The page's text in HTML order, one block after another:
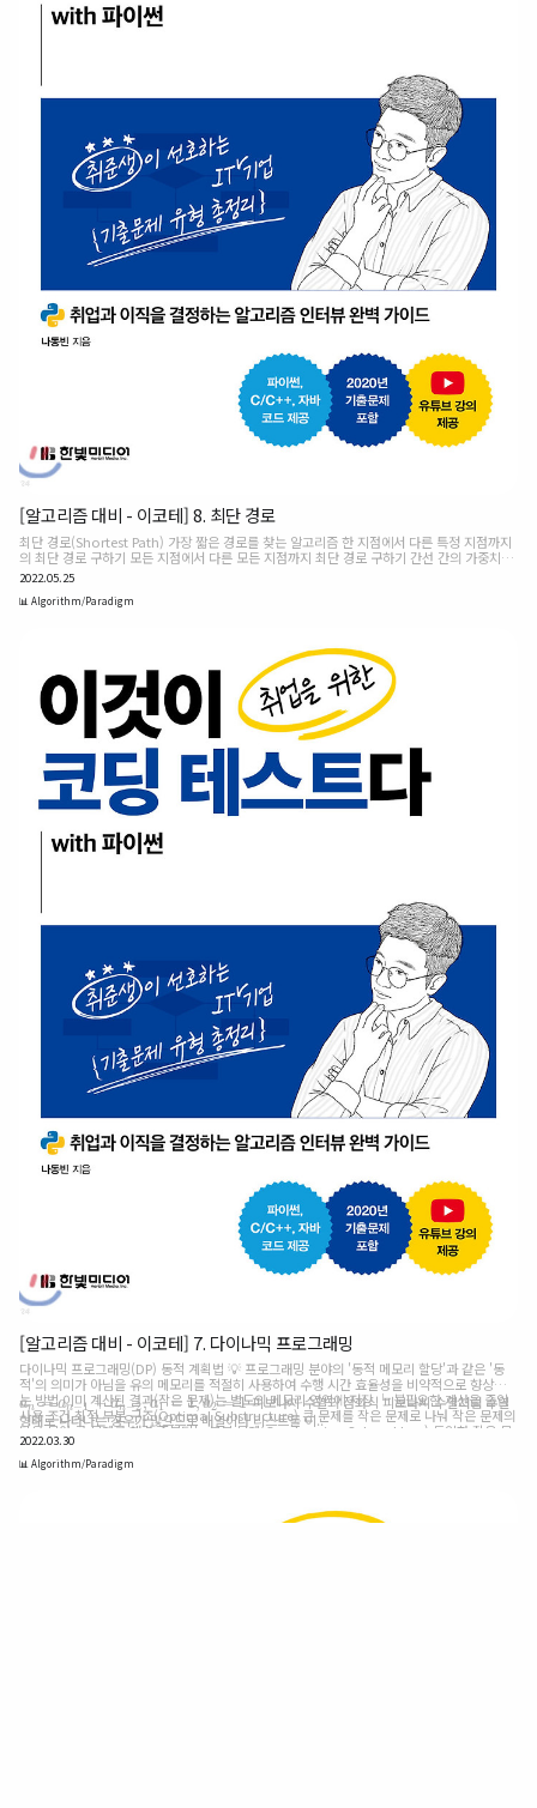
[알고리즘 대비 - 이코테] 8. 최단 경로
최단 경로(Shortest Path) 가장 짧은 경로를 찾는 알고리즘 한 지점에서 다른 특정 지점까지
의 최단 경로 구하기 모든 지점에서 다른 모든 지점까지 최단 경로 구하기 간선 간의 가중치가
있을 경우 활용 그리디, DP의 한 유형 다익스트라(Dijkstra) 특정 한 노드에서 출발하여 다른
모든 노드로 가는 최단 경로 계산 ⭐️ 음의 간선이 없는 경우 사용 현실 세계의 프로그래밍을 할
때 많이 사용 매 상황 가장 비용이 적은 노드를 선택하므로 그리디 알고리즘으로 분류하기도
2022.05.25
📊 Algorithm/Paradigm
[알고리즘 대비 - 이코테] 7. 다이나믹 프로그래밍
다이나믹 프로그래밍(DP) 동적 계획법 💡 프로그래밍 분야의 '동적 메모리 할당'과 같은 '동
적'의 의미가 아님을 유의 메모리를 적절히 사용하여 수행 시간 효율성을 비약적으로 향상시키
는 방법 이미 계산된 결과(작은 문제)는 별도의 메모리 영역에 저장 └ 불필요한 계산을 줄임
사용 조건 최적 부분 구조(Optimal Substructure) 큰 문제를 작은 문제로 나눠 작은 문제의
답을 모아 큰 문제를 해결 중복되는 부분 문제(Overlapping Subproblem) 동일한 작은 문
제를 반복적으로 해결 Example. 피보나치 수열
an = an−1 + an−2,a1 = 1,a2 =1
an=an−1+a n−2,a1=1,a2=1
피보나치 수열의 점화식 피보나치 수열처럼 수열
형태로 나타나는 경우가 많으므로 배열이나 리스트를 이..
2022.03.30
📊 Algorithm/Paradigm